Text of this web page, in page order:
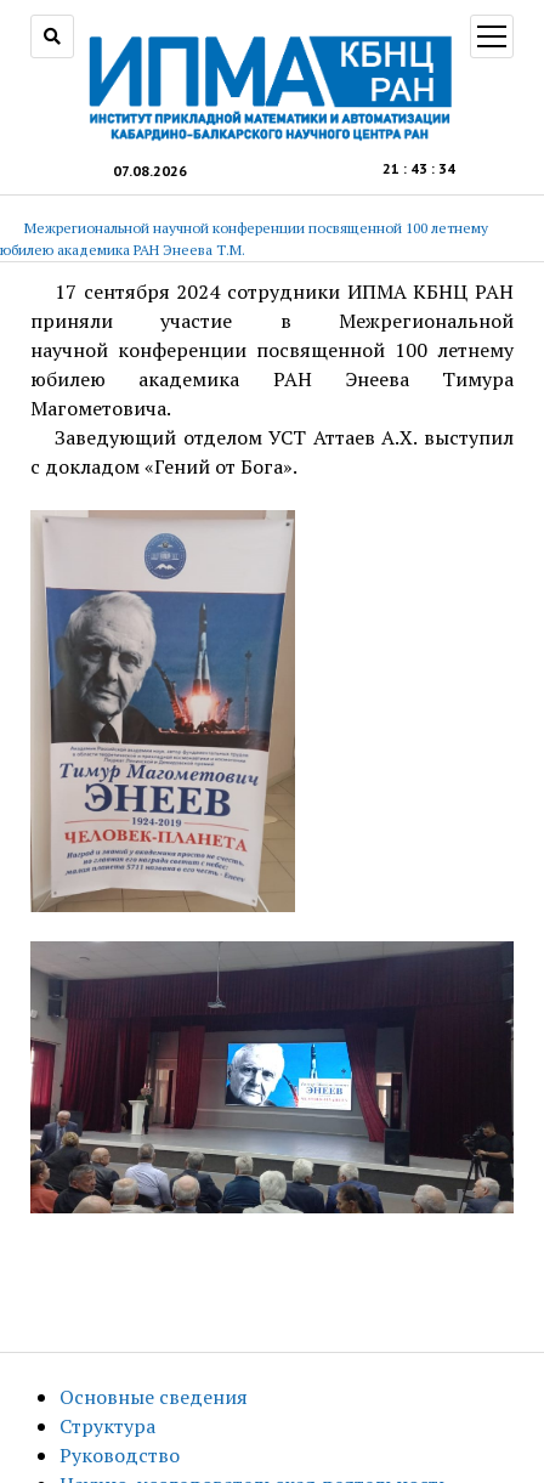
07.08.2026 21 : 43 : 34
меню
Основные сведения
Структура
Руководство
Межрегиональной научной конференции посвященной 100 летнему
юбилею академика РАН Энеева Т.М.
17 сентября 2024 сотрудники ИПМА КБНЦ РАН
приняли участие в Межрегиональной
научной конференции посвященной 100 летнему
юбилею академика РАН Энеева Тимура
Магометовича.
Заведующий отделом УСТ Аттаев А.Х. выступил
с докладом «Гений от Бога».